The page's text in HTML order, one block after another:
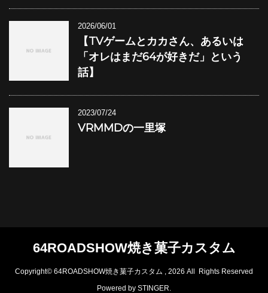
2026/06/01
【TVゲームとカカさん、あるいは
「オレはまだ64が好きだ」という
話】
2023/07/24
VRMMDの一里塚
64ROADSHOW焼き菓子カスタム
Copyright© 64ROADSHOW焼き菓子カスタム , 2026 All Rights Reserved
Powered by STINGER.